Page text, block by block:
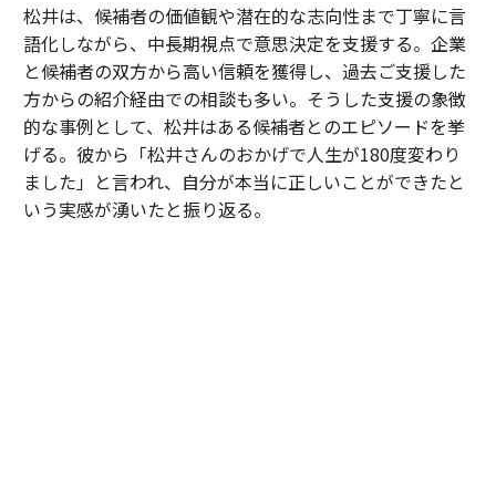
松井は、候補者の価値観や潜在的な志向性まで丁寧に言
語化しながら、中長期視点で意思決定を支援する。企業
と候補者の双方から高い信頼を獲得し、過去ご支援した
方からの紹介経由での相談も多い。そうした支援の象徴
的な事例として、松井はある候補者とのエピソードを挙
げる。彼から「松井さんのおかげで人生が180度変わり
ました」と言われ、自分が本当に正しいことができたと
いう実感が湧いたと振り返る。